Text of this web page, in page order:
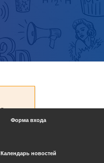
Форма входа
Календарь новостей